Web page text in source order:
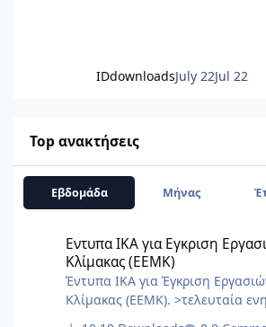
IDdownloadsJuly 22Jul 22
Top ανακτήσεις
Εβδομάδα Μήνας
Εντυπα ΙΚΑ για Εγκριση
Κλίμακας (ΕΕΜΚ)
Έντυπα ΙΚΑ για Έγκριση
Κλίμακας (ΕΕΜΚ). >τελευταία